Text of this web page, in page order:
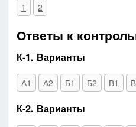
1 2
Ответы к
К-1. Варианты
А1 А2 Б1 Б2 В1
К-2. Варианты